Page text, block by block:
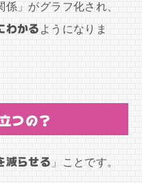
」がグラフ化され、
わかる ようになりま
つの？
減らせる 」ことです。